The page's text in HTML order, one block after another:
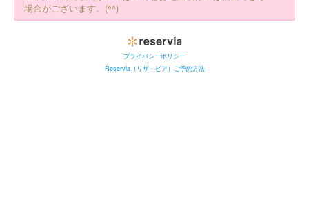
場合がございます。(^^)
プライバシーポリシー
Reservia（リザ－ビア）ご予約方法